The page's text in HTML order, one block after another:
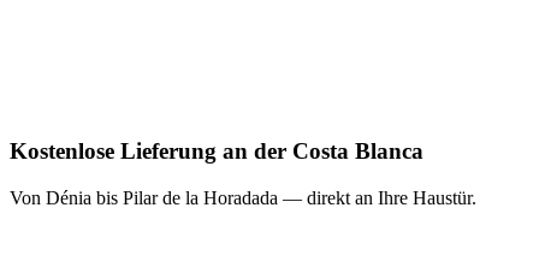
Kostenlose Lieferung an der Costa Blanca
Von Dénia bis Pilar de la Horadada — direkt an Ihre Haustür.